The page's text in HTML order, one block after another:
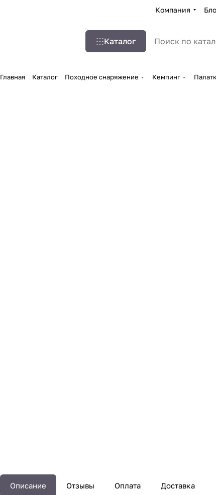
Компания
Каталог
Главная Каталог Походное снаряжение Кемпинг
Описание Отзывы Оплата Доставка